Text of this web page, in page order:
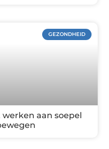
GEZONDHEID
aan soepel